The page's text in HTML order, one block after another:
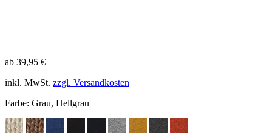
ab 39,95 €
inkl. MwSt. zzgl. Versandkosten
Farbe: Grau, Hellgrau